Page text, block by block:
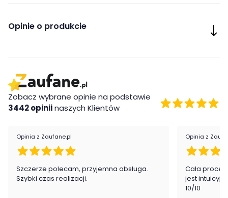
Opinie o produkcie
Zobacz wybrane opinie na podstawie
3442 opiniinaszych Klientów
Opinia z Zaufane.pl
Szczerze polecam, przyjemna obsługa.
Szybki czas realizacji.
Opinia z
Cała
jest
10/10